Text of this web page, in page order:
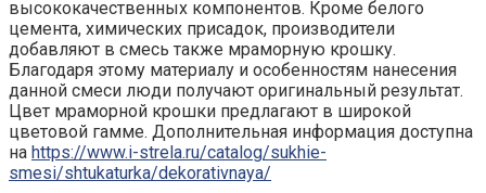
высококачественных компонентов. Кроме белого
цемента, химических присадок, производители
добавляют в смесь также мраморную крошку.
Благодаря этому материалу и особенностям нанесения
данной смеси люди получают оригинальный результат.
Цвет мраморной крошки предлагают в широкой
цветовой гамме. Дополнительная информация доступна
на https://www.i-strela.ru/catalog/sukhie-
smesi/shtukaturka/dekorativnaya/